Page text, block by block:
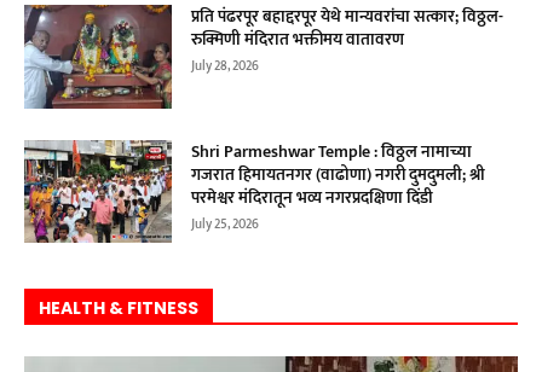
प्रति पंढरपूर बहाद्दरपूर येथे मान्यवरांचा सत्कार; विठ्ठल-
रुक्मिणी मंदिरात भक्तीमय वातावरण
July 28, 2026
Shri Parmeshwar Temple : विठ्ठल नामाच्या
गजरात हिमायतनगर (वाढोणा) नगरी दुमदुमली; श्री
परमेश्वर मंदिरातून भव्य नगरप्रदक्षिणा दिंडी
July 25, 2026
HEALTH & FITNESS